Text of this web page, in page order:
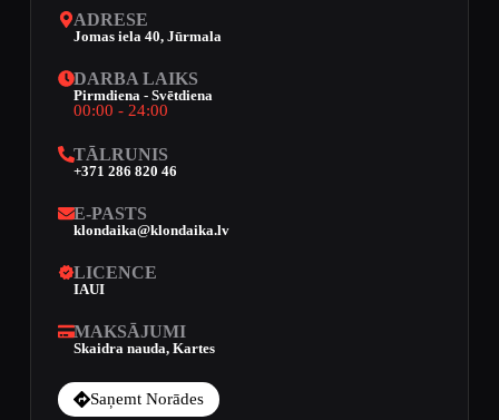
ADRESE
Jomas iela 40, Jūrmala
DARBA LAIKS
Pirmdiena - Svētdiena
00:00 - 24:00
TĀLRUNIS
+371 286 820 46
E-PASTS
klondaika@klondaika.lv
LICENCE
IAUI
MAKSĀJUMI
Skaidra nauda, Kartes
Saņemt Norādes